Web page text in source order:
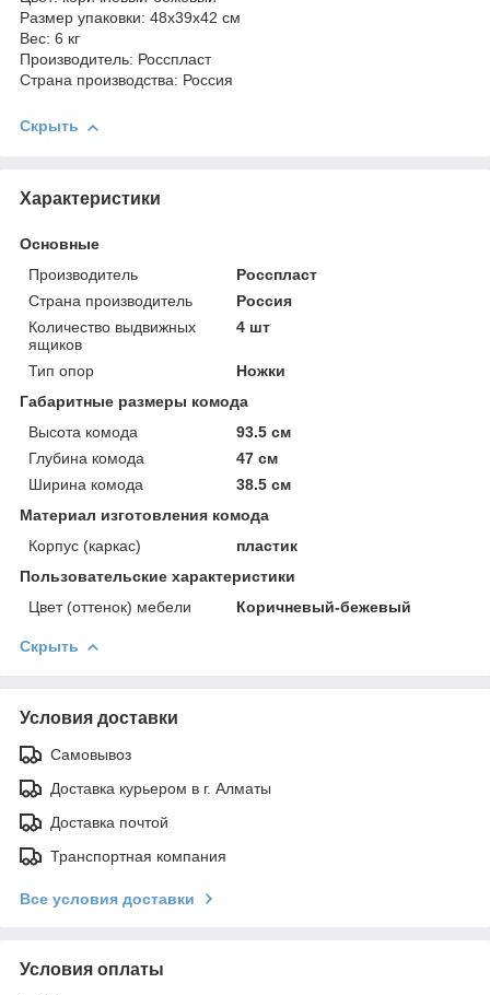
Размер упаковки: 48х39х42 см
Вес: 6 кг
Производитель: Росспласт
Страна производства: Россия
Скрыть
Характеристики
Основные
Производитель
Росспласт
Страна производитель
Россия
Количество выдвижных
ящиков
4 шт
Тип опор
Ножки
Габаритные размеры комода
Высота комода
93.5 см
Глубина комода
47 см
Ширина комода
38.5 см
Материал изготовления комода
Корпус (каркас)
пластик
Пользовательские характеристики
Цвет (оттенок) мебели
Коричневый-бежевый
Скрыть
Условия доставки
Самовывоз
Доставка курьером в г. Алматы
Доставка почтой
Транспортная компания
Все условия доставки
Условия оплаты